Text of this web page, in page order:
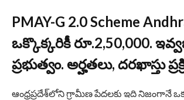
PMAY-G 2.0 Scheme
ఒక్కొక్కరికీ రూ.2,50,000.
ప్రభుత్వం. అర్హతలు, దరఖాస్తు
ఆంధ్రప్రదేశ్‌లోని గ్రామీణ పేదలకు ఇది నిజంగానే ఒక